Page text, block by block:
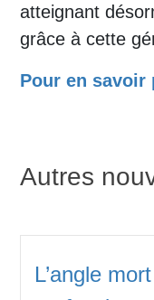
atteignant
grâce à cette
Pour en savoir
Autres
L’angle